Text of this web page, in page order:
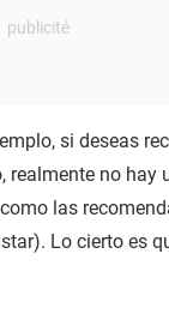
si deseas
no hay
las
Lo cierto es